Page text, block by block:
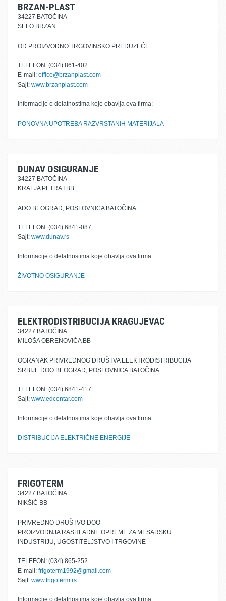
BRZAN-PLAST
34227 BATOČINA
SELO BRZAN
OD PROIZVODNO TRGOVINSKO PREDUZEĆE
TELEFON: (034) 861-402
E-mail: office@brzanplast.com
Sajt: www.brzanplast.com
Informacije o delatnostima koje obavlja ova firma:
PONOVNA UPOTREBA RAZVRSTANIH MATERIJALA
DUNAV OSIGURANJE
34227 BATOČINA
KRALJA PETRA I BB
ADO BEOGRAD, POSLOVNICA BATOČINA
TELEFON: (034) 6841-087
Sajt: www.dunav.rs
Informacije o delatnostima koje obavlja ova firma:
ŽIVOTNO OSIGURANJE
ELEKTRODISTRIBUCIJA KRAGUJEVAC
34227 BATOČINA
MILOŠA OBRENOVIĆA BB
OGRANAK PRIVREDNOG DRUŠTVA ELEKTRODISTRIBUCIJA
SRBIJE DOO BEOGRAD, POSLOVNICA BATOČINA
TELEFON: (034) 6841-417
Sajt: www.edcentar.com
Informacije o delatnostima koje obavlja ova firma:
DISTRIBUCIJA ELEKTRIČNE ENERGIJE
FRIGOTERM
34227 BATOČINA
NIKŠIĆ BB
PRIVREDNO DRUŠTVO DOO
PROIZVODNJA RASHLADNE OPREME ZA MESARSKU
INDUSTRIJU, UGOSTITELJSTVO I TRGOVINE
TELEFON: (034) 865-252
E-mail: frigoterm1992@gmail.com
Sajt: www.frigoterm.rs
Informacije o delatnostima koje obavlja ova firma: